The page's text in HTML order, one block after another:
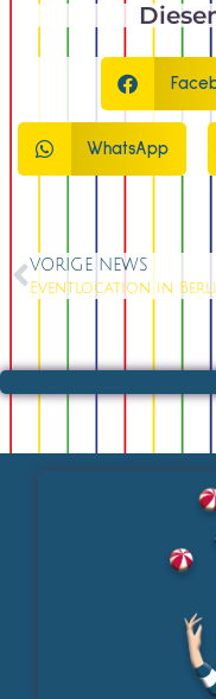
WhatsApp
VORIGE NEWS
Eventlocation in